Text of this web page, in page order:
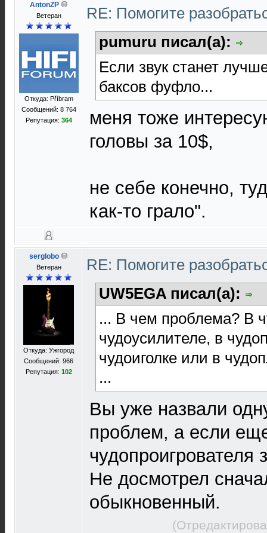
AntonZP
Ветеран
Откуда: Příbram
Сообщений: 8 764
Репутация: 364
RE: Помогите
pumuru писал(а):
Если звук станет
баксов фуфло...
меня тоже
головы за 10$,
не себе конечно,
как-то грало".
serglobo
Ветеран
Откуда: Ужгород
Сообщений: 966
Репутация: 102
RE: Помогите
UW5EGA писал(а):
... В чем проблема? В
чудоусилителе, в
чудоиголке или в
...
Вы уже назвали
проблем, а если
чудопроигрователя
Не досмотрел
обыкновенный.